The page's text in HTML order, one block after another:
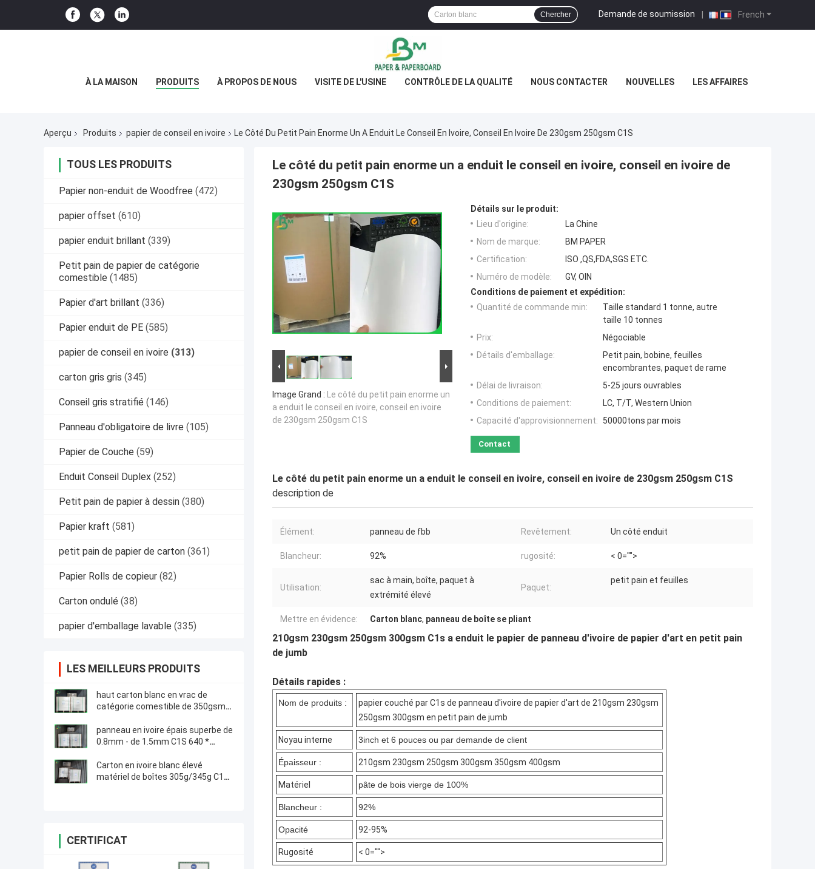
French
Demande de soumission |
Chercher
À LA MAISON PRODUITS À PROPOS DE NOUS VISITE DE L'USINE CONTRÔLE DE LA QUALITÉ NOUS CONTACTER NOUVELLES LES AFFAIRES
Aperçu Produits papier de conseil en ivoire Le Côté Du Petit Pain Enorme Un A Enduit Le Conseil En Ivoire, Conseil En Ivoire De 230gsm 250gsm C1S
TOUS LES PRODUITS
Papier non-enduit de Woodfree (472)
papier offset (610)
papier enduit brillant (339)
Petit pain de papier de catégorie
comestible (1485)
Papier d'art brillant (336)
Papier enduit de PE (585)
papier de conseil en ivoire (313)
carton gris gris (345)
Conseil gris stratifié (146)
Panneau d'obligatoire de livre (105)
Papier de Couche (59)
Enduit Conseil Duplex (252)
Petit pain de papier à dessin (380)
Papier kraft (581)
petit pain de papier de carton (361)
Papier Rolls de copieur (82)
Carton ondulé (38)
papier d'emballage lavable (335)
LES MEILLEURS PRODUITS
haut carton blanc en vrac de
catégorie comestible de 350gsm
sandwich
panneau en ivoire épais superbe de
0.8mm - de 1.5mm C1S 640 *
d'emballage de téléphone
Carton en ivoire blanc élevé
matériel de boîtes 305g/345g C1S
CERTIFICAT
Le côté du petit pain enorme un a enduit le conseil en ivoire, conseil en ivoire de
230gsm 250gsm C1S
Image Grand : Le côté du petit pain enorme un
a enduit le conseil en ivoire, conseil en ivoire
de 230gsm 250gsm C1S
Détails sur le produit:
Lieu d'origine:
La Chine
Nom de marque:
BM PAPER
Certification:
ISO ,QS,FDA,SGS ETC.
Numéro de modèle:
GV, OIN
Conditions de paiement et expédition:
Quantité de commande min:
Taille standard 1 tonne, autre
taille 10 tonnes
Prix:
Négociable
Détails d'emballage:
Petit pain, bobine, feuilles
encombrantes, paquet de rame
Délai de livraison:
5-25 jours ouvrables
Conditions de paiement:
LC, T/T, Western Union
Capacité d'approvisionnement:
50000tons par mois
Contact
Le côté du petit pain enorme un a enduit le conseil en ivoire, conseil en ivoire de 230gsm 250gsm C1S
description de
Élément: panneau de fbb Revêtement: Un côté enduit
Blancheur: 92% rugosité: < 0="">
Utilisation:
sac à main, boîte, paquet à
extrémité élevé
Paquet:
petit pain et feuilles
Mettre en évidence: Carton blanc, panneau de boîte se pliant
210gsm 230gsm 250gsm 300gsm C1s a enduit le papier de panneau d'ivoire de papier d'art en petit pain
de jumb
Détails rapides :
Nom de produits :
papier couché par C1s de panneau d'ivoire de papier d'art de 210gsm 230gsm
250gsm 300gsm en petit pain de jumb
Noyau interne 3inch et 6 pouces ou par demande de client
Épaisseur : 210gsm 230gsm 250gsm 300gsm 350gsm 400gsm
Matériel pâte de bois vierge de 100%
Blancheur : 92%
Opacité 92-95%
Rugosité < 0="">